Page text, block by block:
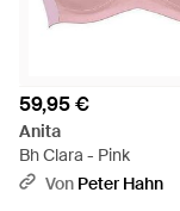
59,95 €
Anita
Bh Clara - Pink
Von Peter Hahn